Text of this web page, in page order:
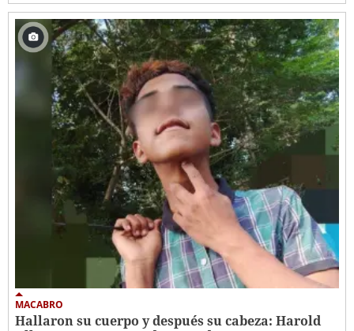
MACABRO
Hallaron su cuerpo y después su cabeza: Harold